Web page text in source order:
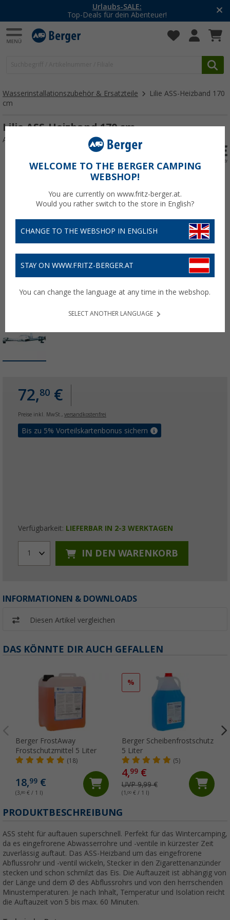
Urlaubs-SALE:
Top-Deals für dein Abenteuer!
Wasserinstallationszubehör & Ersatzteile
Lilie ASS-Heizband 170
cm
Lilie ASS-Heizband 170 cm
Art.-Nr.: 126280
72,80 €
Preise inkl. MwSt., versandkostenfrei
Bis zu 5% Vorteilskartenbonus sichern
Verfügbarkeit: LIEFERBAR IN 2-3 WERKTAGEN
1 IN DEN WARENKORB
INFORMATIONEN & DOWNLOADS
Diesen Artikel vergleichen
DAS KÖNNTE DIR AUCH GEFALLEN
Berger FrostAway
Frostschutzmittel 5 Liter
(18)
18,99 €
(3,80 € / 1 l)
%
Berger Scheibenfrostschutz
5 Liter
(5)
4,99€
UVP 9,99 €
(1,00€ / 1 l)
PRODUKTBESCHREIBUNG
ASS steht für auftauen superschnell. Perfekt für das Wintercamping,
da es eingefrorene Abwasserrohre und -ventile in kürzester Zeit
zuverlässig auftaut. Das ASS-Heizband um das eingefrorene
Abflussrohr und -ventil wickeln, Stecker in den Zigarettenanzünder
stecken und schon schmilzt das Eis. Die Auftauzeit ist abhängig von
der Länge und dem Ø des Abflussrohrs und von den herrschenden
Minustemperaturen. Je nach Inhalt, Temperatur und Isolation reicht
die Auftauzeit von 5 bis max. 60 Minuten.
WELCOME TO THE BERGER CAMPING
WEBSHOP!
You are currently on www.fritz-berger.at.
Would you rather switch to the store in English?
CHANGE TO THE WEBSHOP IN ENGLISH
STAY ON WWW.FRITZ-BERGER.AT
You can change the language at any time in the webshop.
SELECT ANOTHER LANGUAGE